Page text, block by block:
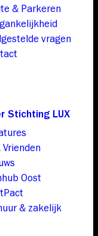
& Parkeren
vragen
Stichting LUX
Vrienden
Oost
& zakelijk